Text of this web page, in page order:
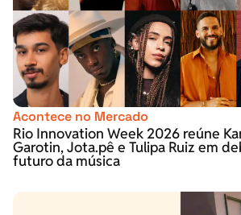
Acontece no Mercado
Rio Innovation Week 2026 reúne
Garotin, Jota.pê e Tulipa Ruiz em
futuro da música